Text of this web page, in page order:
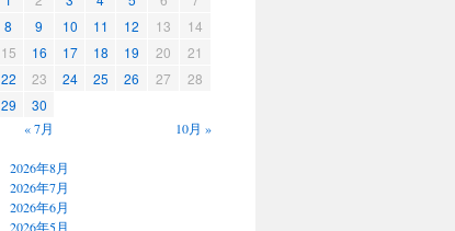
8
9 10 11 12 13
14
15
16 17 18 19 20
21
22
23 24 25 26 27
28
29
30
« 7月 10月 »
2026年8月
2026年7月
2026年6月
2026年5月